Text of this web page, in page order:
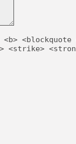
[Mo5] Deux inédits du
[GK] Le beat'em up The
[GK] Endless Legend 2 :
[LS] [PS5] Le WebKit
[GK] Oubliez Crazy Taxi,
[LS] [Switch] NSZ 5.0.0
[GK] No More Room in
<blockquote
<strike>